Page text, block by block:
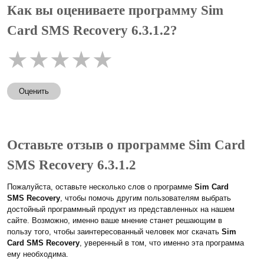
Как вы оцениваете программу Sim
Card SMS Recovery 6.3.1.2?
★★★★★
Оценить
Оставьте отзыв о программе Sim Card
SMS Recovery 6.3.1.2
Пожалуйста, оставьте несколько слов о программе Sim Card
SMS Recovery, чтобы помочь другим пользователям выбрать
достойный программный продукт из представленных на нашем
сайте. Возможно, именно ваше мнение станет решающим в
пользу того, чтобы заинтересованный человек мог скачать Sim
Card SMS Recovery, уверенный в том, что именно эта программа
ему необходима.